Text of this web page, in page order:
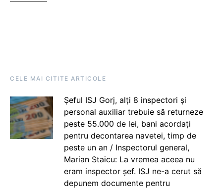
CELE MAI CITITE ARTICOLE
Șeful ISJ Gorj, alți 8 inspectori și
personal auxiliar trebuie să returneze
peste 55.000 de lei, bani acordați
pentru decontarea navetei, timp de
peste un an / Inspectorul general,
Marian Staicu: La vremea aceea nu
eram inspector șef. ISJ ne-a cerut să
depunem documente pentru